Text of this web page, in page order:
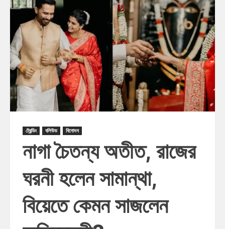
ট্রেন্ডিং বলিউড বিনোদন
নাগা চৈতন্য অতীত, রাজের
ঘরনী হলেন সামান্থা,
বিয়েতে কেমন সাজলেন